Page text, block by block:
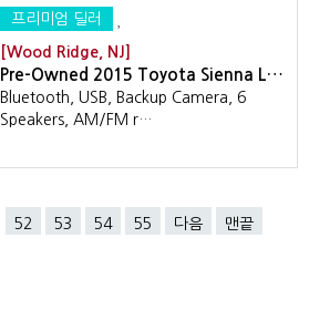
프리미엄 딜러
[Wood Ridge, NJ]
Pre-Owned 2015 Toyota Sienna L…
Bluetooth, USB, Backup Camera, 6
Speakers, AM/FM r…
52 53 54 55 다음 맨끝